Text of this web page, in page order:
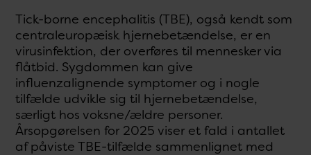
Tick-borne encephalitis (TBE), også kendt som
centraleuropæisk hjernebetændelse, er en
virusinfektion, der overføres til mennesker via
flåtbid. Sygdommen kan give
influenzalignende symptomer og i nogle
tilfælde udvikle sig til hjernebetændelse,
særligt hos voksne/ældre personer.
Årsopgørelsen for 2025 viser et fald i antallet
af påviste TBE-tilfælde sammenlignet med